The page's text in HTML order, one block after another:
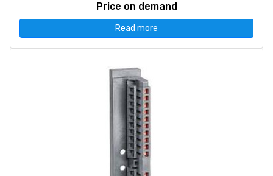
Price on demand
Read more